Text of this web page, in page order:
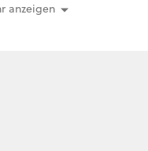
anzeigen